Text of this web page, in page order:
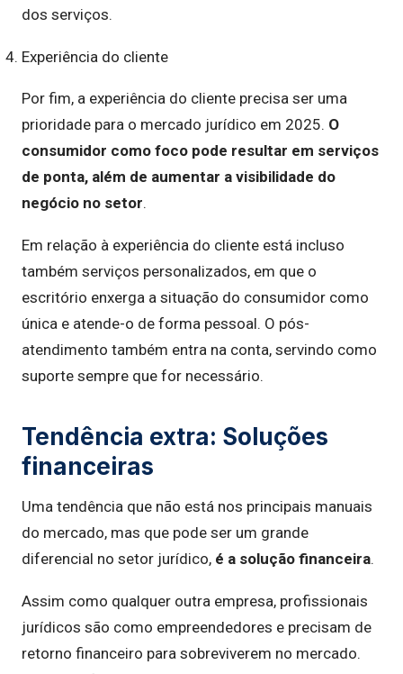
dos serviços.
Experiência do cliente
Por fim, a experiência do cliente precisa ser uma
prioridade para o mercado jurídico em 2025. O
consumidor como foco pode resultar em serviços
de ponta, além de aumentar a visibilidade do
negócio no setor.
Em relação à experiência do cliente está incluso
também serviços personalizados, em que o
escritório enxerga a situação do consumidor como
única e atende-o de forma pessoal. O pós-
atendimento também entra na conta, servindo como
suporte sempre que for necessário.
Tendência extra: Soluções
financeiras
Uma tendência que não está nos principais manuais
do mercado, mas que pode ser um grande
diferencial no setor jurídico, é a solução financeira.
Assim como qualquer outra empresa, profissionais
jurídicos são como empreendedores e precisam de
retorno financeiro para sobreviverem no mercado.